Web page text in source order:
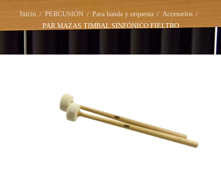
Inicio / PERCUSIÓN / Para banda y orquesta / Accesorios /
PAR MAZAS TIMBAL SINFÓNICO FIELTRO